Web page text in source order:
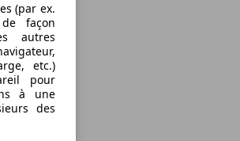
(par ex.
façon
autres
etc.)
pour
à une
des